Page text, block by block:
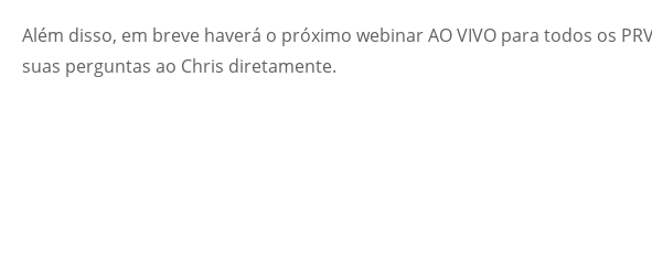
Além disso, em breve haverá o próximo webinar AO VIVO para todos os
suas perguntas ao Chris diretamente.